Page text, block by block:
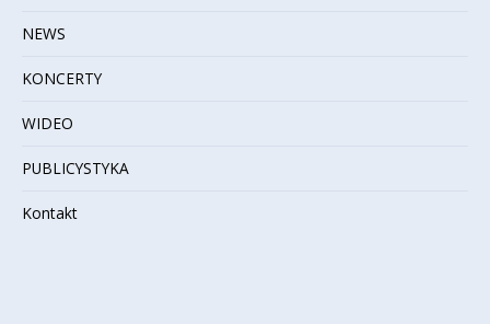
NEWS
KONCERTY
WIDEO
PUBLICYSTYKA
Kontakt